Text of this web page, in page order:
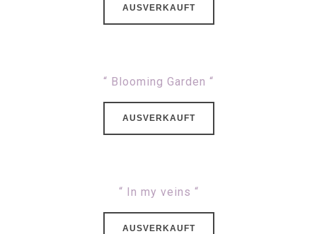
AUSVERKAUFT
“ Blooming Garden “
AUSVERKAUFT
“ In my veins “
AUSVERKAUFT